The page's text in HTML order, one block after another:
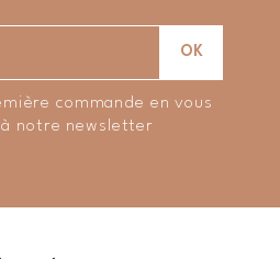
commande en vous
notre newsletter